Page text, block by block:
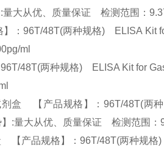
大从优、质量保证 检测范围：
：96T/48T(两种规格) ELISA Kit
ml
48T(两种规格) ELISA Kit for
ml
盒 【产品规格】：96T/48T(两
:量大从优、质量保证 检测范围
产品规格】：96T/48T(两种规